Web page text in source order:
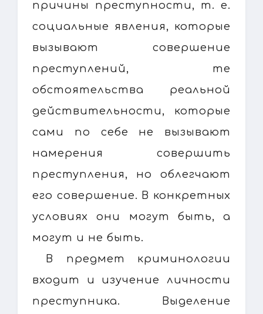
причины преступности, т. е.
социальные явления, которые
вызывают совершение
преступлений, те
обстоятельства реальной
действительности, которые
сами по себе не вызывают
намерения совершить
преступления, но облегчают
его совершение. В конкретных
условиях они могут быть, а
могут и не быть.
В предмет криминологии
входит и изучение личности
преступника. Выделение